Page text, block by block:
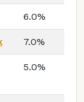
6.0%
7.0%
5.0%